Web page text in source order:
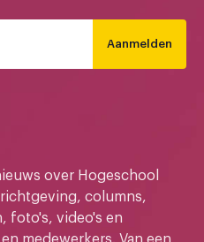
Aanmelden
over Hogeschool
columns,
foto's, video's en